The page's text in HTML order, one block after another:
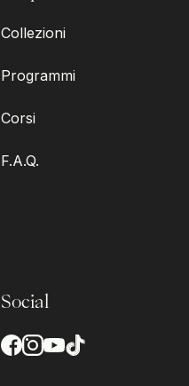
Collezioni
Programmi
Corsi
F.A.Q.
Social